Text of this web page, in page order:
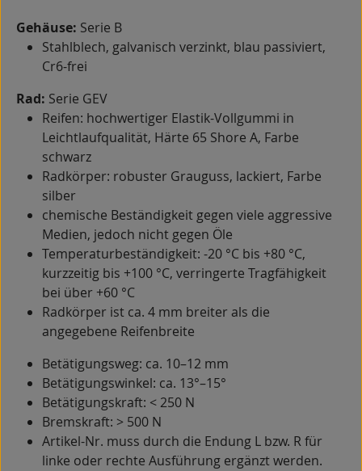
Gehäuse: Serie B
Stahlblech, galvanisch verzinkt, blau passiviert,
Cr6-frei
Rad: Serie GEV
Reifen: hochwertiger Elastik-Vollgummi in
Leichtlaufqualität, Härte 65 Shore A, Farbe
schwarz
Radkörper: robuster Grauguss, lackiert, Farbe
silber
chemische Beständigkeit gegen viele aggressive
Medien, jedoch nicht gegen Öle
Temperaturbeständigkeit: -20 °C bis +80 °C,
kurzzeitig bis +100 °C, verringerte Tragfähigkeit
bei über +60 °C
Radkörper ist ca. 4 mm breiter als die
angegebene Reifenbreite
Betätigungsweg: ca. 10–12 mm
Betätigungswinkel: ca. 13°–15°
Betätigungskraft: < 250 N
Bremskraft: > 500 N
Artikel-Nr. muss durch die Endung L bzw. R für
linke oder rechte Ausführung ergänzt werden.